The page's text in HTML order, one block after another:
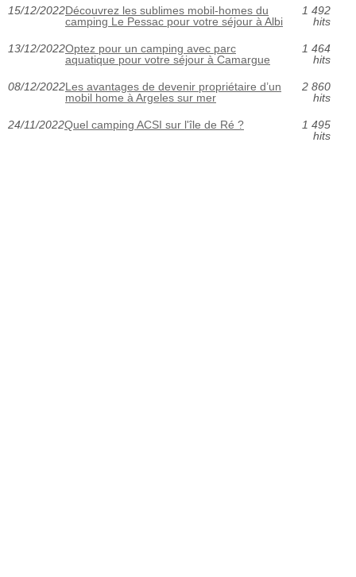
15/12/2022Découvrez les sublimes mobil-homes du
camping Le Pessac pour votre séjour à Albi
1 492
hits
13/12/2022Optez pour un camping avec parc
aquatique pour votre séjour à Camargue
1 464
hits
08/12/2022Les avantages de devenir propriétaire d’un
mobil home à Argeles sur mer
2 860
hits
24/11/2022Quel camping ACSI sur l'île de Ré ?
1 495
hits